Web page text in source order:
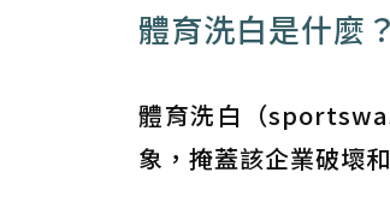
體育洗白是什麼？
體育洗白（
象，掩蓋該企業破壞